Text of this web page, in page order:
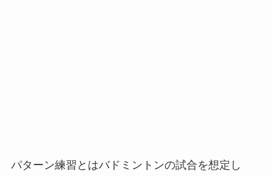
パターン練習とはバドミントンの試合を想定し